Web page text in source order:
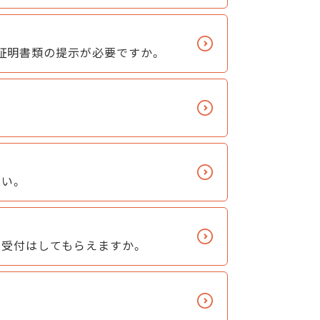
書類の提示が必要ですか。
。
付はしてもらえますか。